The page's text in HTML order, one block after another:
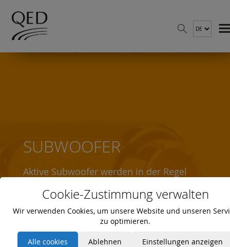
SUBWOOFER
Aktive Subwoofer werden in der Regel
Verstärker oder Receiver verbunden. QED
hat hierfür eine Reihe von Kabeln in den
Qualitäten Profile, Performance und
Reference im Angebot.
Cookie-Zustimmung verwalten
Wir verwenden Cookies, um unsere Website und unseren
zu optimieren.
Alle cookies Ablehnen Einstellungen anzeigen